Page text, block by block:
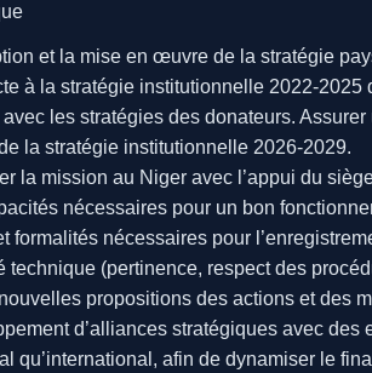
et la mise en œuvre de la stratégie
à la stratégie institutionnelle 2022-2025
les stratégies des donateurs.
la stratégie institutionnelle 2026-2029.
la mission au Niger avec l’appui du
nécessaires pour un bon
formalités nécessaires pour
technique (pertinence, respect des
propositions des actions et des
d’alliances stratégiques avec des
qu’international, afin de dynamiser le